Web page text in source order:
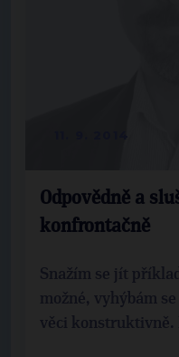
Odpovědně a
konfrontačně
Snažím se jít
možné, vyhýbám
věci konstruktivně.